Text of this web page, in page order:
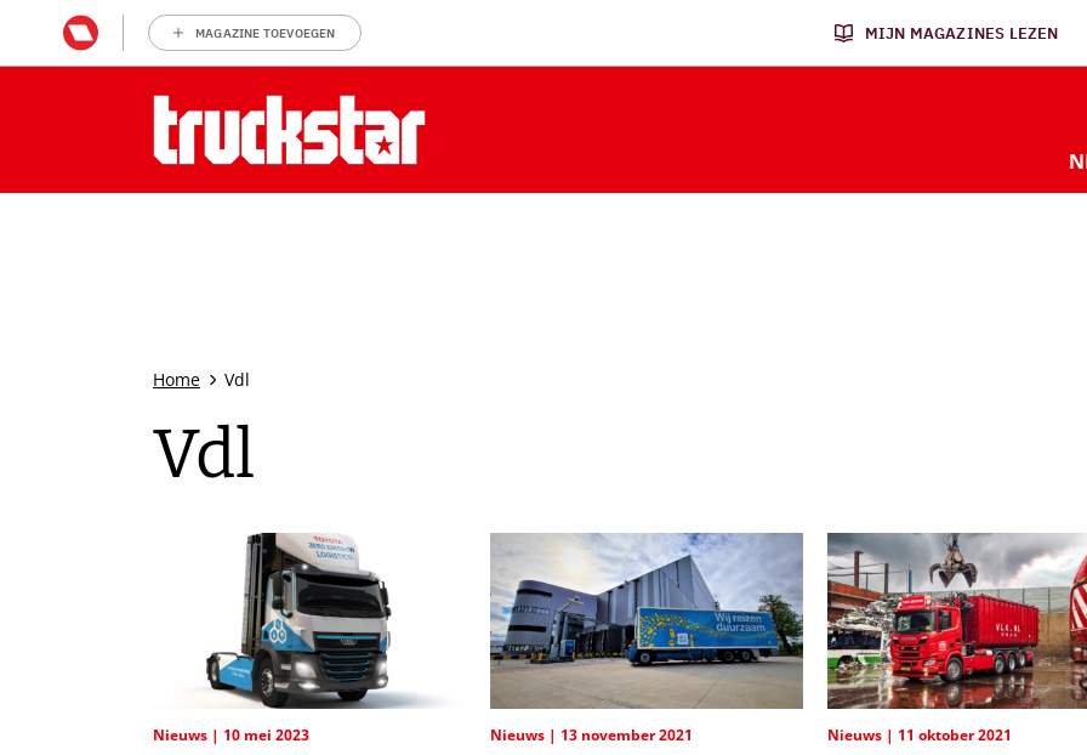
MAGAZINE TOEVOEGEN MIJN MAGAZINES LEZEN
Home Vdl
Vdl
Nieuws 10 mei 2023 Nieuws 13 november 2021 Nieuws 11 oktober 2021